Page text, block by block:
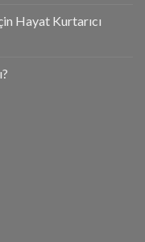
Hayat Kurtarıcı